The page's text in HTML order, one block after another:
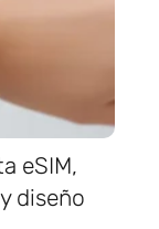
eSIM,
diseño